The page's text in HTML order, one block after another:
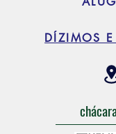
DÍZIMOS E